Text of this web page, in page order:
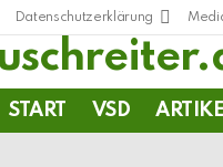
Datenschutzerklärung
START VSD